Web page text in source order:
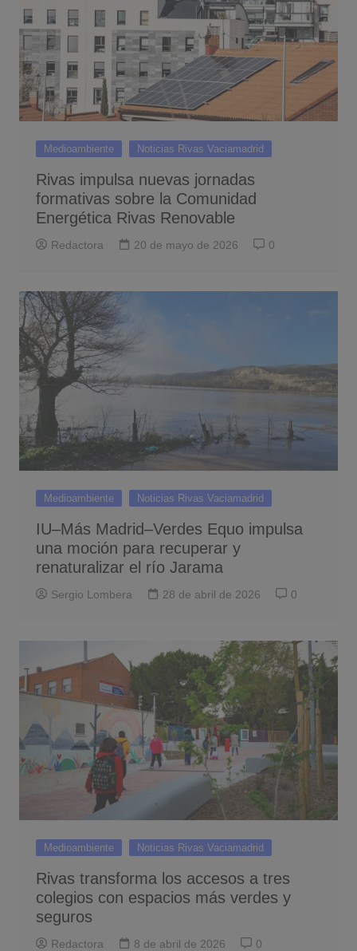
Medioambiente Noticias Rivas Vaciamadrid
Rivas impulsa nuevas jornadas
formativas sobre la Comunidad
Energética Rivas Renovable
Redactora 20 de mayo de 2026 0
Medioambiente Noticias Rivas Vaciamadrid
IU–Más Madrid–Verdes Equo impulsa
una moción para recuperar y
renaturalizar el río Jarama
Sergio Lombera 28 de abril de 2026 0
Medioambiente Noticias Rivas Vaciamadrid
Rivas transforma los accesos a tres
colegios con espacios más verdes y
seguros
Redactora 8 de abril de 2026 0